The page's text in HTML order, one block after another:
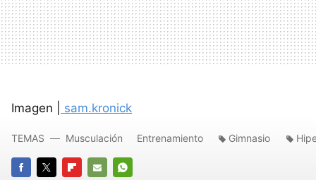
Imagen | sam.kronick
TEMAS Musculación Entrenamiento Gimnasio